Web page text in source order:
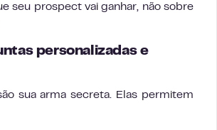
seu prospect vai ganhar, não sobre
personalizadas e
sua arma secreta. Elas permitem